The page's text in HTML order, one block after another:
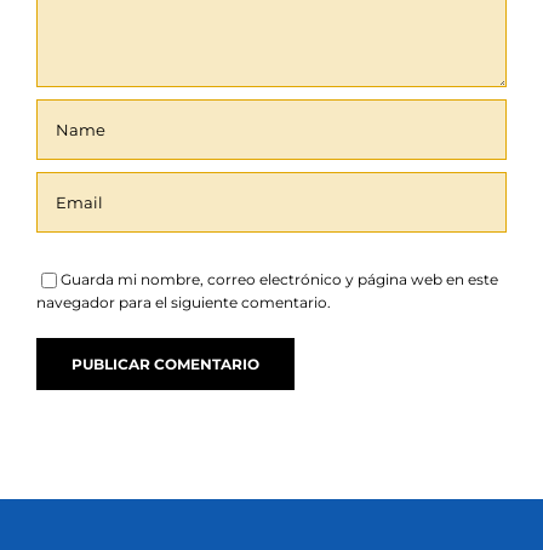
Guarda mi nombre, correo electrónico y página web en este
navegador para el siguiente comentario.